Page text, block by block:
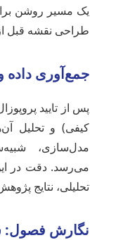
یک مسیر روشن
طراحی نقشه قبل
جمع‌آوری
پس از تایید
کیفی) و تحلیل
مدل‌سازی،
می‌رسد. دقت در
تحلیلی، نتایج
نگارش فصول: